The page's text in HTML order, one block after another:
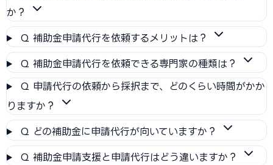
か？
Q 補助金申請代行を依頼するメリットは？
Q 補助金申請代行を依頼できる専門家の種類は？
Q 申請代行の依頼から採択まで、どのくらい時間がかか
りますか？
Q どの補助金に申請代行が向いていますか？
Q 補助金申請支援と申請代行はどう違いますか？